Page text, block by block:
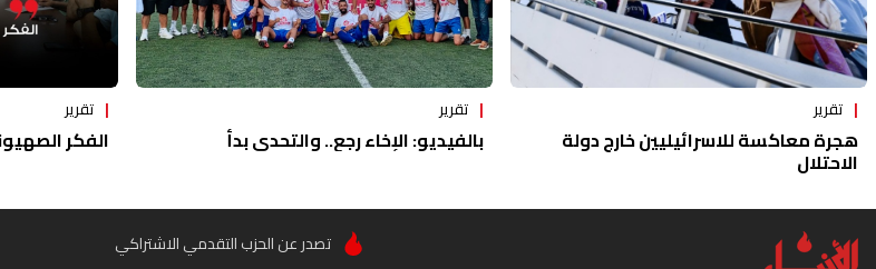
تقرير
هجرة معاكسة للاسرائيليين خارج دولة
الاحتلال
تقرير
بالفيديو: الإخاء رجع.. والتحدي بدأ
تقرير
الفكر
تصدر عن الحزب التقدمي الاشتراكي